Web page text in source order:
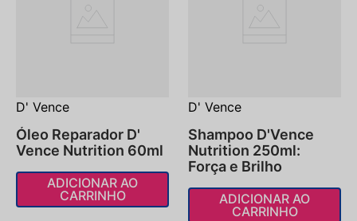
D' Vence
Óleo Reparador D'
Vence Nutrition 60ml
ADICIONAR AO
CARRINHO
D' Vence
Shampoo D'Vence
Nutrition 250ml:
Força e Brilho
ADICIONAR AO
CARRINHO